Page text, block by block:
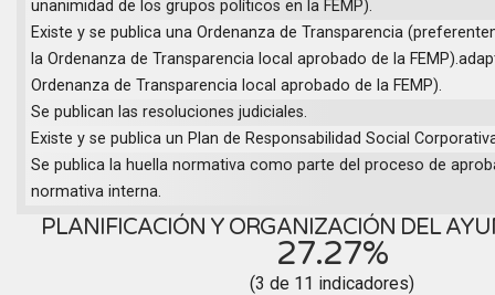
unanimidad de los grupos políticos en la FEMP).
Existe y se publica una Ordenanza de Transparencia
la Ordenanza de Transparencia local aprobado de la
Ordenanza de Transparencia local aprobado de la FEMP).
Se publican las resoluciones judiciales.
Existe y se publica un Plan de Responsabilidad Social
Se publica la huella normativa como parte del proceso de
normativa interna.
PLANIFICACIÓN Y ORGANIZACIÓN DEL
27.27%
(3 de 11 indicadores)